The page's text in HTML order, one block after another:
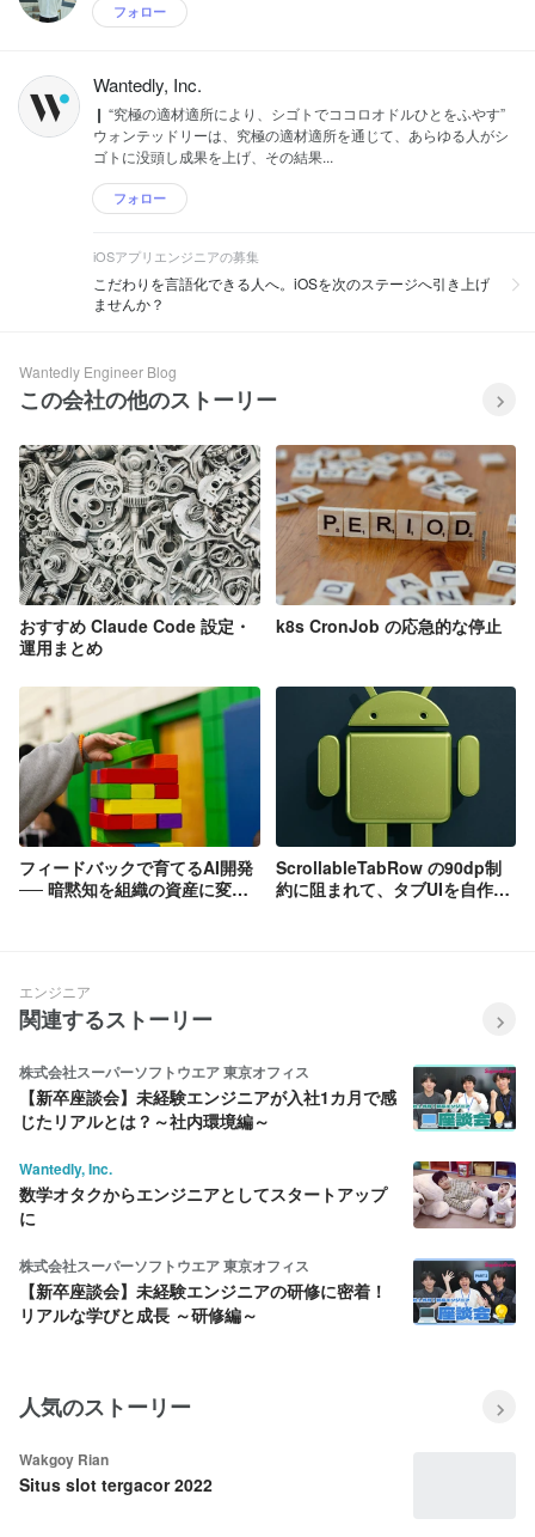
フォロー
Wantedly, Inc.
❙ “究極の適材適所により、シゴトでココロオドルひとをふやす”
ウォンテッドリーは、究極の適材適所を通じて、あらゆる人がシ
ゴトに没頭し成果を上げ、その結果...
フォロー
iOSアプリエンジニアの募集
こだわりを言語化できる人へ。iOSを次のステージへ引き上げ
ませんか？
Wantedly Engineer Blog
この会社の他のストーリー
おすすめ Claude Code 設定・
運用まとめ
k8s CronJob の応急的な停止
フィードバックで育てるAI開発
── 暗黙知を組織の資産に変え
ScrollableTabRow の90dp制
約に阻まれて、タブUIを自作し
エンジニア
関連するストーリー
株式会社スーパーソフトウエア 東京オフィス
【新卒座談会】未経験エンジニアが入社1カ月で感
じたリアルとは？～社内環境編～
Wantedly, Inc.
数学オタクからエンジニアとしてスタートアップ
に
株式会社スーパーソフトウエア 東京オフィス
【新卒座談会】未経験エンジニアの研修に密着！
リアルな学びと成長 ～研修編～
人気のストーリー
Wakgoy Rian
Situs slot tergacor 2022